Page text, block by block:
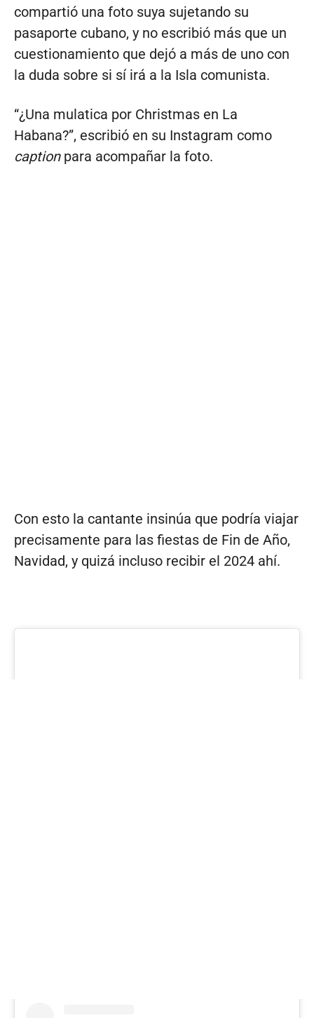
compartió una foto suya sujetando su
pasaporte cubano, y no escribió más que un
cuestionamiento que dejó a más de uno con
la duda sobre si sí irá a la Isla comunista.
“¿Una mulatica por Christmas en La
Habana?”, escribió en su Instagram como
captionpara acompañar la foto.
Con esto la cantante insinúa que podría viajar
precisamente para las fiestas de Fin de Año,
Navidad, y quizá incluso recibir el 2024 ahí.